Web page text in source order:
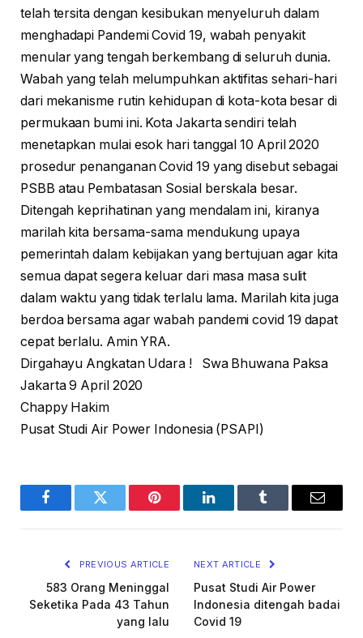
telah tersita dengan kesibukan menyeluruh dalam
menghadapi Pandemi Covid 19, wabah penyakit
menular yang tengah berkembang di seluruh dunia.
Wabah yang telah melumpuhkan aktifitas sehari-hari
dari mekanisme rutin kehidupan di kota-kota besar di
permukaan bumi ini. Kota Jakarta sendiri telah
menetapkan mulai esok hari tanggal 10 April 2020
prosedur penanganan Covid 19 yang disebut sebagai
PSBB atau Pembatasan Sosial berskala besar.
Ditengah keprihatinan yang mendalam ini, kiranya
marilah kita bersama-sama mendukung upaya
pemerintah dalam kebijakan yang bertujuan agar kita
semua dapat segera keluar dari masa masa sulit
dalam waktu yang tidak terlalu lama. Marilah kita juga
berdoa bersama agar wabah pandemi covid 19 dapat
cepat berlalu. Amin YRA.
Dirgahayu Angkatan Udara ! Swa Bhuwana Paksa
Jakarta 9 April 2020
Chappy Hakim
Pusat Studi Air Power Indonesia (PSAPI)
FacebookTwitter Pinterest LinkedInTumblr Email
PREVIOUS ARTICLE
583 Orang Meninggal
Seketika Pada 43 Tahun
yang lalu
NEXT ARTICLE
Pusat Studi Air Power
Indonesia ditengah badai
Covid 19